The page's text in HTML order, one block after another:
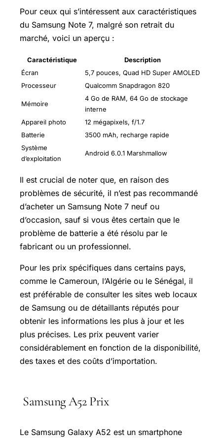
Pour ceux qui s’intéressent aux caractéristiques
du Samsung Note 7, malgré son retrait du
marché, voici un aperçu :
Caractéristique
Description
Écran
5,7 pouces, Quad HD Super AMOLED
Processeur
Qualcomm Snapdragon 820
Mémoire
4 Go de RAM, 64 Go de stockage
interne
Appareil photo
12 mégapixels, f/1.7
Batterie
3500 mAh, recharge rapide
Système
d’exploitation
Android 6.0.1 Marshmallow
Il est crucial de noter que, en raison des
problèmes de sécurité, il n’est pas recommandé
d’acheter un Samsung Note 7 neuf ou
d’occasion, sauf si vous êtes certain que le
problème de batterie a été résolu par le
fabricant ou un professionnel.
Pour les prix spécifiques dans certains pays,
comme le Cameroun, l’Algérie ou le Sénégal, il
est préférable de consulter les sites web locaux
de Samsung ou de détaillants réputés pour
obtenir les informations les plus à jour et les
plus précises. Les prix peuvent varier
considérablement en fonction de la disponibilité,
des taxes et des coûts d’importation.
Samsung A52 Prix
Le Samsung Galaxy A52 est un smartphone